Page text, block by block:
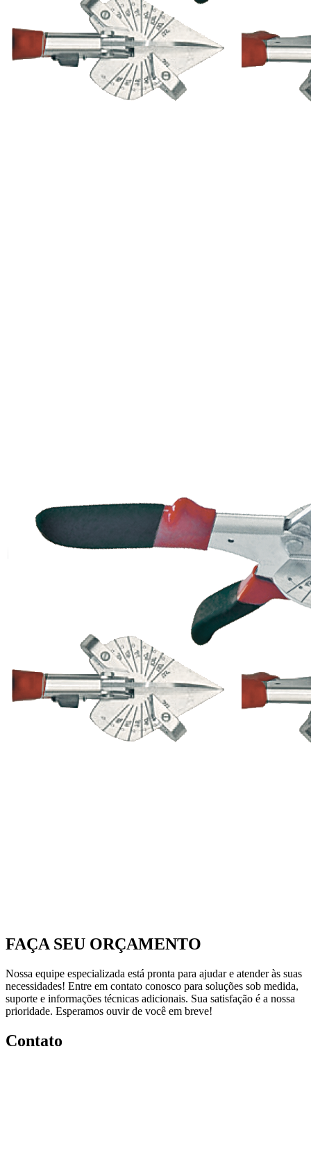
FAÇA SEU ORÇAMENTO
Nossa equipe especializada está pronta para ajudar e atender às suas
necessidades! Entre em contato conosco para soluções sob medida,
suporte e informações técnicas adicionais. Sua satisfação é a nossa
prioridade. Esperamos ouvir de você em breve!
Contato